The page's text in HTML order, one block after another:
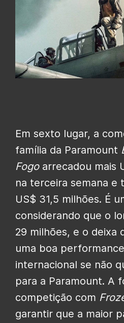
Em sexto lugar, a
família da Paramount
Fogoarrecadou mais
na terceira semana e
US$ 31,5 milhões. É
considerando que o
29 milhões, e o deixa
uma boa
internacional se não
para a Paramount. A
competição com
garantir que a maior